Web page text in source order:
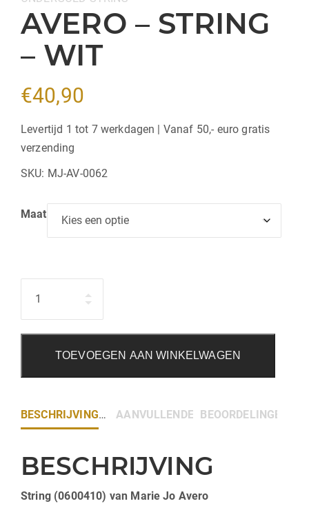
AVERO – STRING
– WIT
€40,90
Levertijd 1 tot 7 werkdagen | Vanaf 50,- euro gratis
verzending
SKU: MJ-AV-0062
Maat
TOEVOEGEN AAN WINKELWAGEN
BESCHRIJVING AANVULLENDE INFORMATIE
BEOORDELINGEN (0)
BESCHRIJVING
String (0600410) van Marie Jo Avero